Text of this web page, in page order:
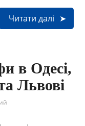
Читати далі
в Одесі,
Львові